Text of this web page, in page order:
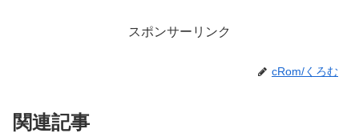
スポンサーリンク
cRom/くろむ
関連記事